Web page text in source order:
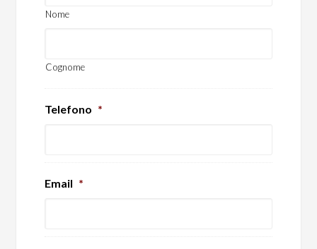
Nome
Cognome
Telefono *
Email *